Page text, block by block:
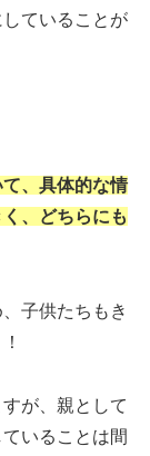
ていることが
、具体的な情
、どちらにも
子供たちもき
が、親として
いることは間